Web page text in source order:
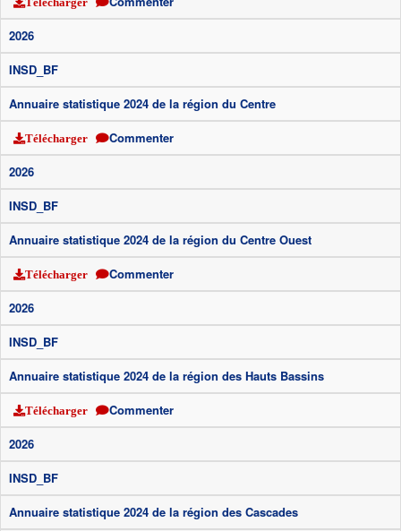
2026
INSD_BF
Annuaire statistique 2024 de la région du Centre
Télécharger
Commenter
2026
INSD_BF
Annuaire statistique 2024 de la région du Centre Ouest
Télécharger
Commenter
2026
INSD_BF
Annuaire statistique 2024 de la région des Hauts Bassins
Télécharger
Commenter
2026
INSD_BF
Annuaire statistique 2024 de la région des Cascades